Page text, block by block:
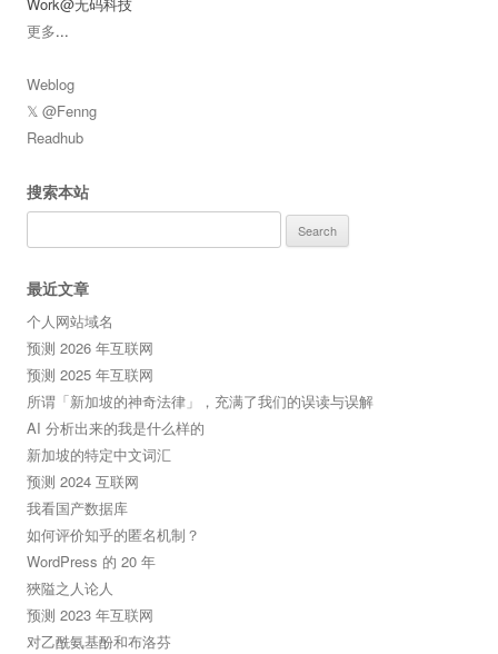
更多...
Weblog
𝕏 @Fenng
Readhub
搜索本站
for:
最近文章
个人网站域名
预测 2026 年互联网
预测 2025 年互联网
所谓「新加坡的神奇法律」，充满了我们的误读与误解
AI 分析出来的我是什么样的
新加坡的特定中文词汇
预测 2024 互联网
我看国产数据库
如何评价知乎的匿名机制？
WordPress 的 20 年
狹隘之人论人
预测 2023 年互联网
对乙酰氨基酚和布洛芬